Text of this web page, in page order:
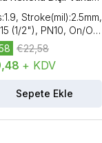
Stroke(mil):2.5mm,
(1/2"), PN10, On/Off
+ KDV
€22,58
Sepete Ekle